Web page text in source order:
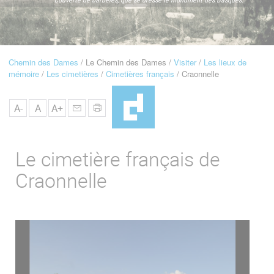
Navigation
Fil
Chemin des Dames Le Chemin des Dames Visiter
Les lieux de
mémoire
Les cimetières Cimetières français Craonnelle
A- A A+
Le cimetière français de
Craonnelle